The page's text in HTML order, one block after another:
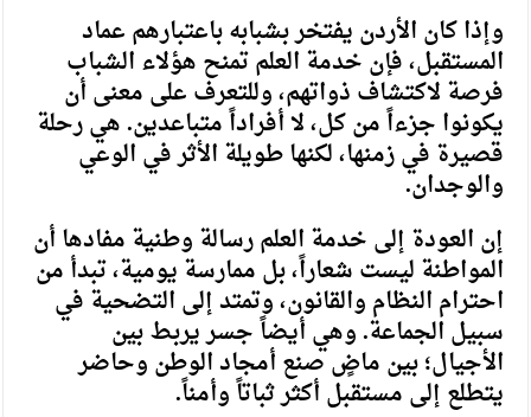
وإذا كان الأردن يفتخر بشبابه باعتبارهم عماد
المستقبل، فإن خدمة العلم تمنح هؤلاء الشباب
فرصة لاكتشاف ذواتهم، وللتعرف على معنى أن
يكونوا جزءاً من كل، لا أفراداً متباعدين. هي رحلة
قصيرة في زمنها، لكنها طويلة الأثر في الوعي
والوجدان.
إن العودة إلى خدمة العلم رسالة وطنية مفادها أن
المواطنة ليست شعاراً، بل ممارسة يومية، تبدأ من
احترام النظام والقانون، وتمتد إلى التضحية في
سبيل الجماعة. وهي أيضاً جسر يربط بين
الأجيال؛ بين ماضٍ صنع أمجاد الوطن وحاضر
يتطلع إلى مستقبل أكثر ثباتاً وأمناً.